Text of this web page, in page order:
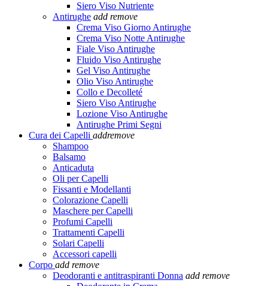
Siero Viso Nutriente
Antirughe add remove
Crema Viso Giorno Antirughe
Crema Viso Notte Antirughe
Fiale Viso Antirughe
Fluido Viso Antirughe
Gel Viso Antirughe
Olio Viso Antirughe
Collo e Decolleté
Siero Viso Antirughe
Lozione Viso Antirughe
Antirughe Primi Segni
Cura dei Capelli addremove
Shampoo
Balsamo
Anticaduta
Oli per Capelli
Fissanti e Modellanti
Colorazione Capelli
Maschere per Capelli
Profumi Capelli
Trattamenti Capelli
Solari Capelli
Accessori capelli
Corpo add remove
Deodoranti e antitraspiranti Donna add remove